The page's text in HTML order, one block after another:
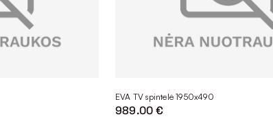
EVA TV spintelė 1950x490
989.00 €